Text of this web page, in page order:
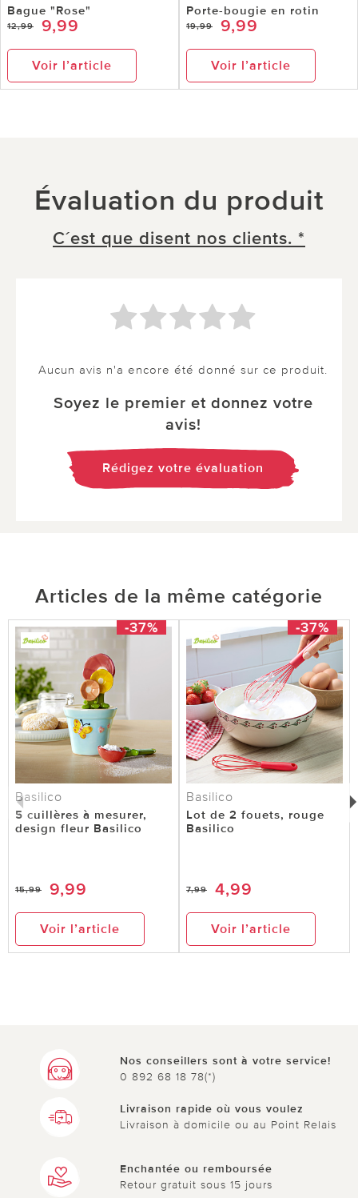
Bague "Rose"
12,99 9,99
Voir l’article
Porte-bougie en rotin
19,99 9,99
Voir l’article
Évaluation du produit
C´est que disent nos clients. *
Aucun avis n'a encore été donné sur ce produit.
Soyez le premier et donnez votre
avis!
Rédigez votre évaluation
Articles de la même catégorie
-37%
Basilico
5 cuillères à mesurer,
design fleur Basilico
15,99 9,99
Voir l’article
-37%
Basilico
Lot de 2 fouets, rouge
Basilico
7,99 4,99
Voir l’article
Nos conseillers sont à votre service!
0 892 68 18 78(*)
Livraison rapide où vous voulez
Livraison à domicile ou au Point Relais
Enchantée ou remboursée
Retour gratuit sous 15 jours